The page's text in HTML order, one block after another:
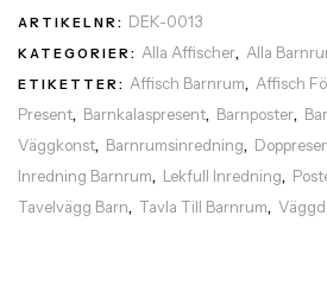
ARTIKELNR: DEK-0013
KATEGORIER: Alla Affischer, Alla
ETIKETTER: Affisch Barnrum, Affisch
Present, Barnkalaspresent, Barnposter,
Väggkonst, Barnrumsinredning,
Inredning Barnrum, Lekfull Inredning,
Tavelvägg Barn, Tavla Till Barnrum,